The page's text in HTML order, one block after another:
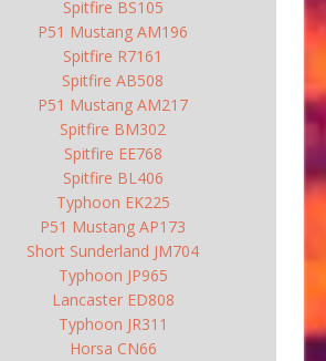
Spitfire BS105
P51 Mustang AM196
Spitfire R7161
Spitfire AB508
P51 Mustang AM217
Spitfire BM302
Spitfire EE768
Spitfire BL406
Typhoon EK225
P51 Mustang AP173
Short Sunderland JM704
Typhoon JP965
Lancaster ED808
Typhoon JR311
Horsa CN66